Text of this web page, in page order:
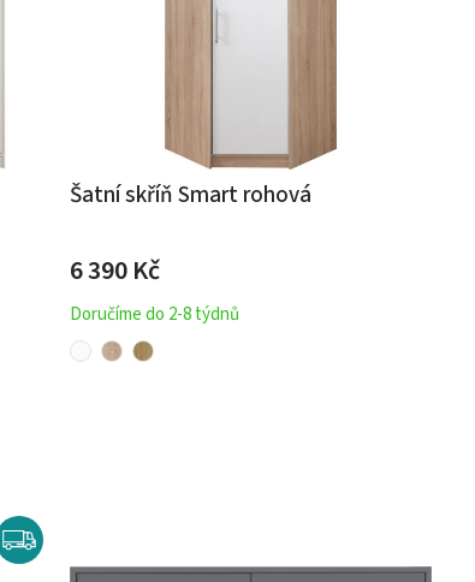
Šatní skříň Smart rohová
6 390 Kč
Doručíme do 2-8 týdnů